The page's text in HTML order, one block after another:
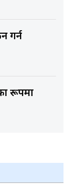
गर्न
रूपमा